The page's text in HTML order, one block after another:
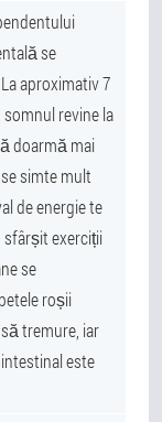
se
aproximativ 7
somnul revine la
doarmă mai
simte mult
de energie te
sfârșit exerciții
se
roșii
tremure, iar
este